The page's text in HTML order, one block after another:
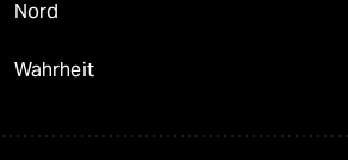
Nord
Wahrheit